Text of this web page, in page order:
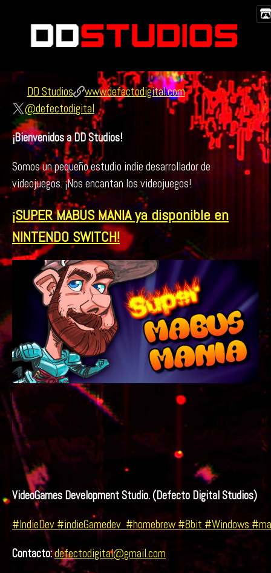
DD Studios
www.defectodigital.com
@defectodigital
¡Bienvenidos a DD Studios!
Somos un pequeño estudio indie desarrollador de
videojuegos. ¡Nos encantan los videojuegos!
¡SUPER MABUS MANIA ya disponible en
NINTENDO SWITCH!
VideoGames Development Studio. (Defecto Digital Studios)
#IndieDev #indieGamedev #homebrew #8bit #Windows
Contacto:defectodigital@gmail.com